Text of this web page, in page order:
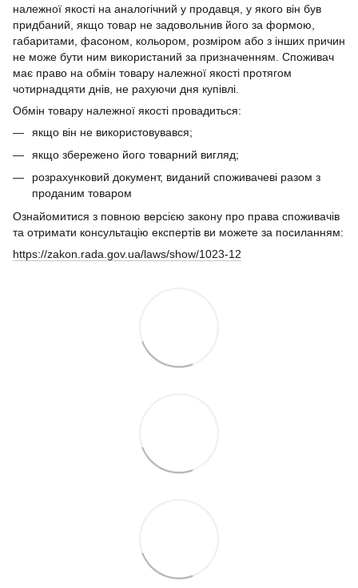
належної якості на аналогічний у продавця, у якого він був
придбаний, якщо товар не задовольнив його за формою,
габаритами, фасоном, кольором, розміром або з інших причин
не може бути ним використаний за призначенням. Споживач
має право на обмін товару належної якості протягом
чотирнадцяти днів, не рахуючи дня купівлі.
Обмін товару належної якості провадиться:
якщо він не використовувався;
якщо збережено його товарний вигляд;
розрахунковий документ, виданий споживачеві разом з
проданим товаром
Ознайомитися з повною версією закону про права споживачів
та отримати консультацію експертів ви можете за посиланням:
https://zakon.rada.gov.ua/laws/show/1023-12